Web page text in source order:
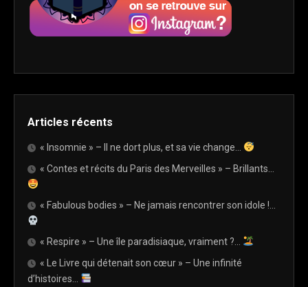
Articles récents
« Insomnie » – Il ne dort plus, et sa vie change…
« Contes et récits du Paris des Merveilles » – Brillants…
« Fabulous bodies » – Ne jamais rencontrer son idole !…
« Respire » – Une île paradisiaque, vraiment ?…
« Le Livre qui détenait son cœur » – Une infinité
d’histoires…